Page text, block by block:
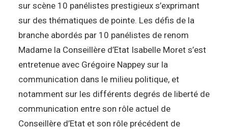
sur scène 10 panélistes prestigieux s’exprimant
sur des thématiques de pointe. Les défis de la
branche abordés par 10 panélistes de renom
Madame la Conseillère d’Etat Isabelle Moret s’est
entretenue avec Grégoire Nappey sur la
communication dans le milieu politique, et
notamment sur les différents degrés de liberté de
communication entre son rôle actuel de
Conseillère d’Etat et son rôle précédent de